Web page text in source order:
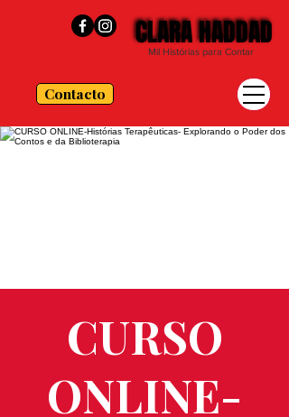
Contacto
CLARA HADDAD
CLARA HADDAD
Mil Histórias para Contar
CURSO
ONLINE-